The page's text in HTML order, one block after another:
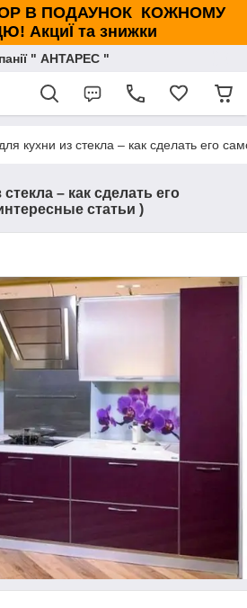
В ПОДАУНОК КОЖНОМУ
АкциЇ та знижки
" АНТАРЕС "
кухни из стекла – как сделать его
– как сделать его
статьи )